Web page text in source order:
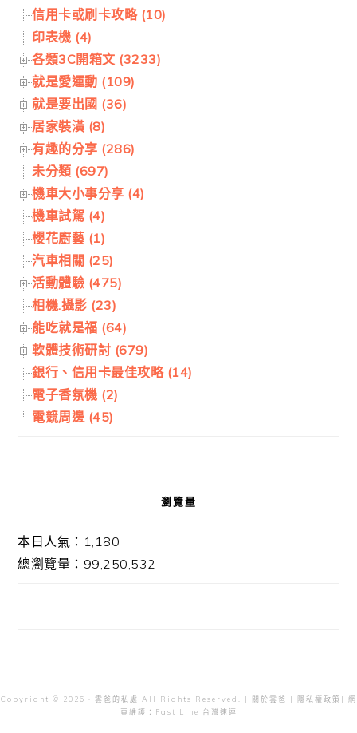
信用卡或刷卡攻略 (10)
印表機 (4)
各類3C開箱文 (3233)
就是愛運動 (109)
就是要出國 (36)
居家裝潢 (8)
有趣的分享 (286)
未分類 (697)
機車大小事分享 (4)
機車試駕 (4)
櫻花廚藝 (1)
汽車相關 (25)
活動體驗 (475)
相機.攝影 (23)
能吃就是福 (64)
軟體技術研討 (679)
銀行、信用卡最佳攻略 (14)
電子香氛機 (2)
電競周邊 (45)
瀏覽量
本日人氣：1,180
總瀏覽量：99,250,532
Copyright © 2026 · 雲爸的私處 All Rights Reserved. | 關於雲爸 | 隱私權政策 | 網
頁維護：
Fast Line 台灣速連